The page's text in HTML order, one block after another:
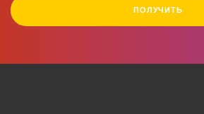
ПОЛУЧИТЬ